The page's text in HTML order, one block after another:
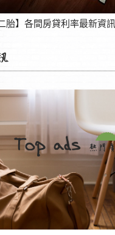
胎】各間房貸利率最新資訊